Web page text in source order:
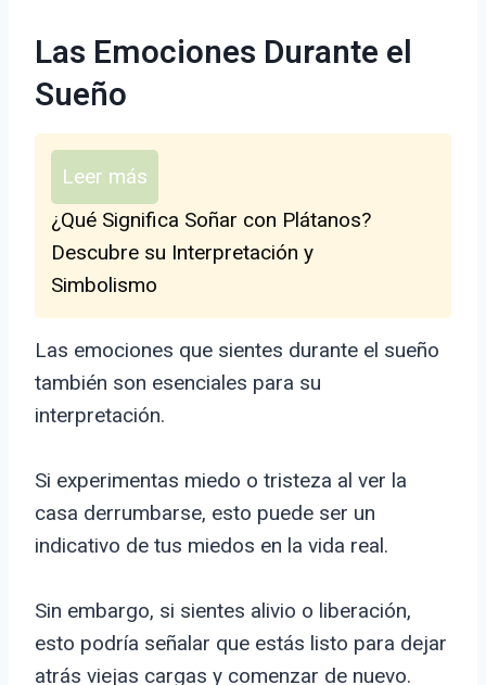
Las Emociones Durante el
Sueño
Leer más
¿Qué Significa Soñar con Plátanos?
Descubre su Interpretación y
Simbolismo
Las emociones que sientes durante el sueño
también son esenciales para su
interpretación.
Si experimentas miedo o tristeza al ver la
casa derrumbarse, esto puede ser un
indicativo de tus miedos en la vida real.
Sin embargo, si sientes alivio o liberación,
esto podría señalar que estás listo para dejar
atrás viejas cargas y comenzar de nuevo.